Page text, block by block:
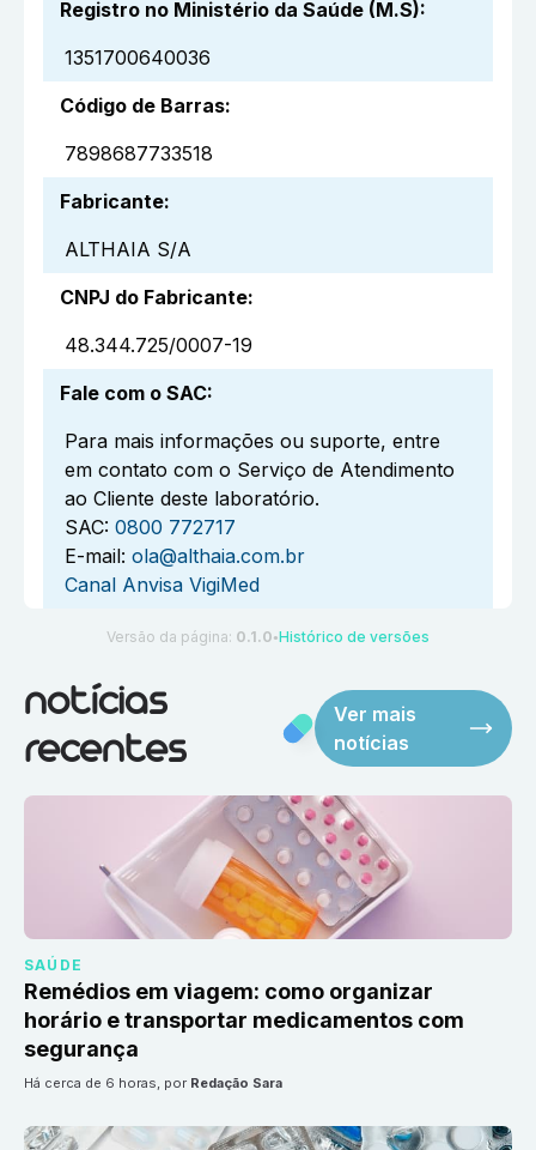
Registro no Ministério da Saúde (M.S):
1351700640036
Código de Barras:
7898687733518
Fabricante:
ALTHAIA S/A
CNPJ do Fabricante:
48.344.725/0007-19
Fale com o SAC:
Para mais informações ou suporte, entre
em contato com o Serviço de Atendimento
ao Cliente deste laboratório.
SAC: 0800 772717
E-mail: ola@althaia.com.br
Canal Anvisa VigiMed
Versão da página: 0.1.0 ●Histórico de versões
notícias
recentes
Ver mais
notícias
SAÚDE
Remédios em viagem: como organizar
horário e transportar medicamentos com
segurança
há cerca de 6 horas, por Redação Sara